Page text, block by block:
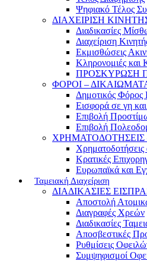
Ψηφιακό Τέλος
ΔΙΑΧΕΙΡΙΣΗ
Διαδικασίες
Διαχείριση
Εκμισθώσεις
Κληρονομιές και
ΠΡΟΣΚΥΡΩΣΗ
ΦΟΡΟΙ –
Δημοτικός
Εισφορά σε γη
Επιβολή
Επιβολή
ΧΡΗΜΑΤΟΔΟΤΗΣΕΙΣ
Κρατικές
Ευρωπαϊκά και
Ταμειακή Διαχείριση
ΔΙΑΔΙΚΑΣΙΕΣ
Αποστολή
Διαγραφές Χρεών
Διαδικασίες
Αποσβεστικές
Ρυθμίσεις
Συμψηφισμοί